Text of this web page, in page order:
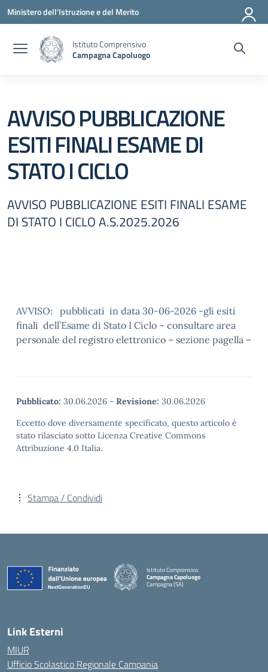
Vai ai contenuti
Vai al menu di navigazione
Vai al footer
Ministero dell'Istruzione e del Merito
Istituto Comprensivo
Campagna Capoluogo
AVVISO PUBBLICAZIONE
ESITI FINALI ESAME DI
STATO I CICLO
AVVISO PUBBLICAZIONE ESITI FINALI ESAME
DI STATO I CICLO A.S.2025.2026
AVVISO: pubblicati in data 30-06-2026 -gli esiti
finali dell’Esame di Stato I Ciclo – consultare area
personale del registro elettronico – sezione pagella –
Pubblicato: 30.06.2026 - Revisione: 30.06.2026
Eccetto dove diversamente specificato, questo articolo è
stato rilasciato sotto Licenza Creative Commons
Attribuzione 4.0 Italia.
Stampa / Condividi
Istituto Comprensivo
Campagna Capoluogo
Campagna (SA)
Link Esterni
MIUR
Ufficio Scolastico Regionale Campania